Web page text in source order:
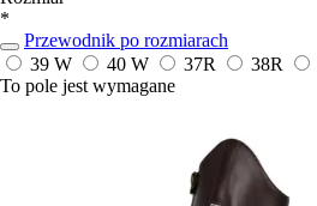
*
Przewodnik po rozmiarach
39 W
40 W 37R 38R
To pole jest wymagane